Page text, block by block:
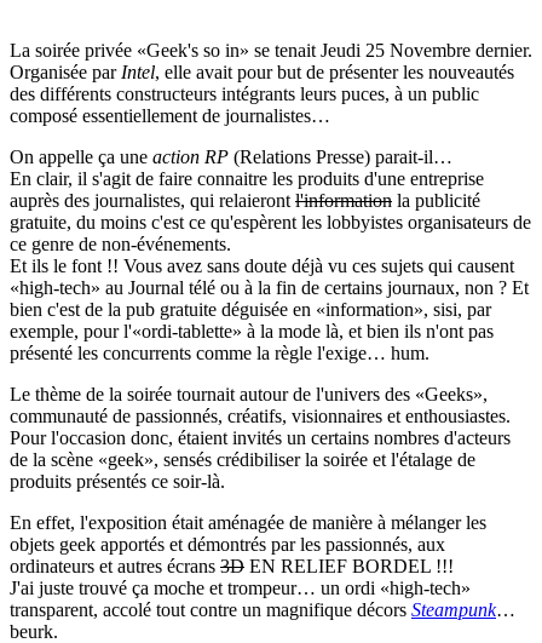
La soirée privée «Geek's so in» se tenait Jeudi 25 Novembre dernier.
Organisée par Intel, elle avait pour but de présenter les nouveautés
des différents constructeurs intégrants leurs puces, à un public
composé essentiellement de journalistes…
On appelle ça une action RP (Relations Presse) parait-il…
En clair, il s'agit de faire connaitre les produits d'une entreprise
auprès des journalistes, qui relaieront l'information la publicité
gratuite, du moins c'est ce qu'espèrent les lobbyistes organisateurs de
ce genre de non-événements.
Et ils le font !! Vous avez sans doute déjà vu ces sujets qui causent
«high-tech» au Journal télé ou à la fin de certains journaux, non ? Et
bien c'est de la pub gratuite déguisée en «information», sisi, par
exemple, pour l'«ordi-tablette» à la mode là, et bien ils n'ont pas
présenté les concurrents comme la règle l'exige… hum.
Le thème de la soirée tournait autour de l'univers des «Geeks»,
communauté de passionnés, créatifs, visionnaires et enthousiastes.
Pour l'occasion donc, étaient invités un certains nombres d'acteurs
de la scène «geek», sensés crédibiliser la soirée et l'étalage de
produits présentés ce soir-là.
En effet, l'exposition était aménagée de manière à mélanger les
objets geek apportés et démontrés par les passionnés, aux
ordinateurs et autres écrans 3D EN RELIEF BORDEL !!!
J'ai juste trouvé ça moche et trompeur… un ordi «high-tech»
transparent, accolé tout contre un magnifique décors Steampunk…
beurk.